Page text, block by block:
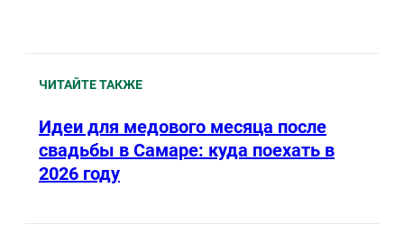
ЧИТАЙТЕ ТАКЖЕ
Идеи для медового месяца после
свадьбы в Самаре: куда поехать в
2026 году